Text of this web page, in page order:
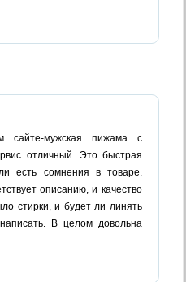
сайте-мужская пижама с
отличный. Это быстрая
есть сомнения в товаре.
описанию, и качество
стирки, и будет ли линять
В целом довольна